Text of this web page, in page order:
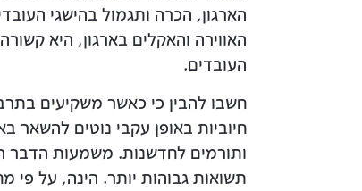
הארגון, הכרה ותגמול בהישגי
האווירה והאקלים בארגון, היא
העובדים.
חשבו להבין כי כאשר משקיעים
חיוביות באופן עקבי נוטים להשאר
ותורמים לחדשנות. משמעות הדבר